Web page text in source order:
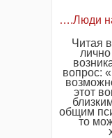
….Люди
Читая
вопрос:
этот
общим
то